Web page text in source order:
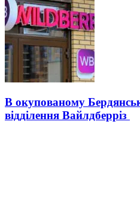
В окупованому
відділення Вайлдберріз